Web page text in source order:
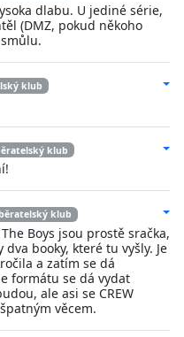
dlabu. U jediné série,
(DMZ, pokud někoho
klub
klub
klub
Boys jsou prostě sračka,
booky, které tu vyšly. Je
a zatím se dá
formátu se dá vydat
ale asi se CREW
věcem.